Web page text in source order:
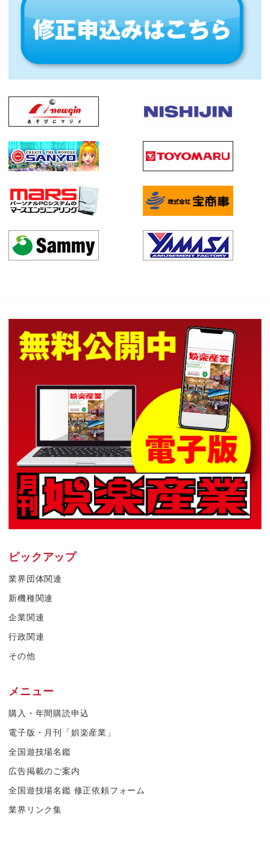
ピックアップ
業界団体関連
新機種関連
企業関連
行政関連
その他
メニュー
購入・年間購読申込
電子版・月刊「娯楽産業」
全国遊技場名鑑
広告掲載のご案内
全国遊技場名鑑 修正依頼フォーム
業界リンク集